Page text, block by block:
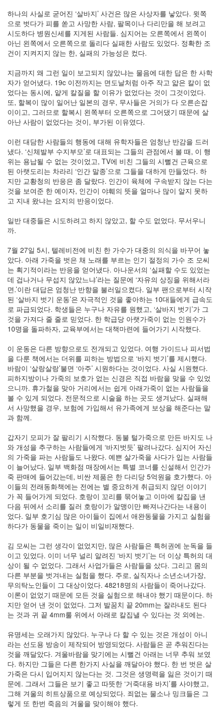
하나의 사실로 굳어진 ‘살바지’ 사건은 많은 사상자를 낳았다. 윗쪽
으로 벗다가 피를 쏟고 사망한 사람, 팔목이나 다리만을 해 보려고
시도하다 병원신세를 지게된 사람들. 심지어는 오른쪽에서 왼쪽이
아닌 왼쪽에서 오른쪽으로 돌리다 실패한 사람도 있었다. 정확한 조
건이 지켜지지 않는 한, 실패의 가능성은 컸다.
지금까지 왜 그런 일이 보고되지 않았냐는 물음에 대한 답은 한 사학
자가 얻어냈다. 19c 이전까지는 면도날처럼 아주 작고 얇은 칼이 없
었다는 동시에, 얕게 칼질을 할 이유가 없었다는 것이 그것이었다.
또, 할복이 많이 일어난 일본의 경우, 무사들은 거의가 다 오른손잡
이이고, 그러므로 할복시 왼쪽부터 오른쪽으로 그어댔기 때문에 살
아난 사람이 없었다는 것이, 부가된 이유였다.
이런 대담한 사람들의 행동에 대해 유학자들은 엄청난 반감을 드러
냈다. ‘신체발부 수지부모’로 대표되는 그들의 관점에서 볼 때, 이 행
위는 용납될 수 없는 것이었고, TV에 비친 그들의 시뻘건 근육으로
된 아랫도리는 차라리 ‘인간 말종’으로 그들을 대하게 만들었다. 하
지만 교황청의 반응은 좀 달랐다. 인간이 육체에 구속받지 않는 다는
것을 보여준 한 예이자, 인간이 야훼의 뜻을 얼마나 많이 알지 못하
고 지내 왔냐는 요지의 반응이었다.
일반 대중들은 시도하려고 하지 않았고, 할 수도 없었다. 무서우니
까.
7월 27일 5시, 텔레비전에 비친 한 가수가 대중의 의식을 바꾸어 놓
았다. 아래 가죽을 벗은 채 노래를 부르는 인기 절정의 가수 조 모씨
는 획기적이라는 반응을 얻어냈다. 아나운서의 ‘실패할 수도 있었는
데 겁나거나 무섭지 않았느냐’라는 질문에 ‘자유의 상징을 위해서라
면.’이란 대답은 엄청난 반향을 불러일으켰다. 일부 팬으로부터 시작
된 ‘살바지 벗기 운동’은 자극적인 것을 좋아하는 10대들에게 급속도
로 파급되었다. 학생들은 누구나 자유를 원했고, ‘살바지 벗기’가 그
것을 가져다 줄 줄로 믿었다. 한 학급당 아랫가죽이 없는 인원수가
10명을 돌파하자, 교육부에서는 대책마련에 들어가기 시작했다.
이 운동은 다른 방향으로도 전개되고 있었다. 여행 가이드나 피서법
을 다룬 책에서는 더위를 피하는 방법으로 ‘바지 벗기’를 제시했다.
바람이 ‘살랑살랑’불면 ‘아주’ 시원하다는 것이었다. 사실 시원했다.
피하지방이나 가죽의 보호가 없는 신경은 직접 바람을 맞을 수 있었
으니까. 휴가철을 맞아 거리에서는 쉽게 아래가죽이 없는 사람들을
볼 수 있게 되었다. 전문적으로 시술을 하는 곳도 생겨났다. 실패해
서 사망했을 경우, 보험에 가입해서 유가족에게 보상을 해준다는 말
과 함께.
갑자기 모피가 잘 팔리기 시작했다. 동불 털가죽으로 만든 바지도 나
와 개성을 추구하는 사람들에게 ‘바지벗듯’ 팔려나갔다. 심지어 자신
의 가죽을 파는 사람들도 나왔다. 예쁜 살가죽을 사다가 입는 사람들
이 늘어났다. 일부 백화점 매장에서는 특별 코너를 신설해서 인간가
죽 판매에 들어갔는데, 비싼 제품은 한 다리당 5억원을 호가했다. 아
이들의 전래동화책에는 전에는 별 중요하게 취급되지 않던 이야기
가 꼭 들어가게 되었다. 호랑이 꼬리를 묶어놓고 이마에 칼집을 낸
다음 뒤에서 소리를 질러 호랑이가 알맹이만 빠져나간다는 내용이
었다. 일부 호기심 많은 아이들이 집에서 애완동물을 가지고 실험을
하다가 동물을 죽이는 일이 비일비재했다.
김 모씨는 그런 생각이 없었지만, 많은 사람들은 특허권에 눈독을 들
이고 있었다. 이미 너무 널리 알려진 ‘바지 벗기’는 더 이상 특허의 대
상이 될 수 없었다. 그래서 사업가들은 사람들을 샀다. 그리고 몸의
다른 부분을 벗겨내는 실험을 했다. 주로, 실직자나 소년소녀가장,
무의탁노인들이 그 대상이었다. 48218명의 사람들이 죽어나갔다.
이론이 없었기 때문에 모든 것을 실험으로 해내야 했기 때문이다. 하
지만 얻어 낸 것이 없었다. 그저 발꿈치 끝 20mm는 잘라내도 된다
는 것과 귀 끝 4mm룰 위에서 아래로 칼집낼 수 있다는 것 외에는.
유명세는 오래가지 않았다. 누구나 다 할 수 있는 것은 개성이 아니
라는 선도용 방송이 제작되어 방영되었다. 사람들은 곧 추워진다는
것을 깨달았다. 겨울바람을 맞기에는 시뻘건 아래는 너무 추워 보였
다. 하지만 그들은 다른 한가지 사실을 깨달아야 했다. 한 번 벗은 살
가죽은 다시 입어지지 않는다는 것. 그것은 생명력을 잃은 것이기 때
문에. 그래서 그들은 보기 좋고 따뜻한 ‘거죽대용 바지’를 사야했고,
그해 겨울의 히트상품으로 예상되었다. 죄없는 물소나 밍크들은 그
렇게 또 한번 죽음의 겨울을 맞이해야 했다.
일
상
적
인
사
나
무
Steve
Jobs,
1955~2011
구
플
러
스
소
고
융
합
문
합
적
사
고
(2)
주
역,
프
톨
마
이
오
스,
자
연
(2)
의
와
의
지
(1)
맥
북
에
어
사
용
(2010
년
1...
(8)
뇌,
진
화,
미
어
(4)
기
계
의
책
추
천